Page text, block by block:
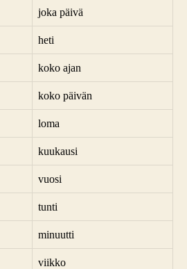
joka päivä
heti
koko ajan
koko päivän
loma
kuukausi
vuosi
tunti
minuutti
viikko